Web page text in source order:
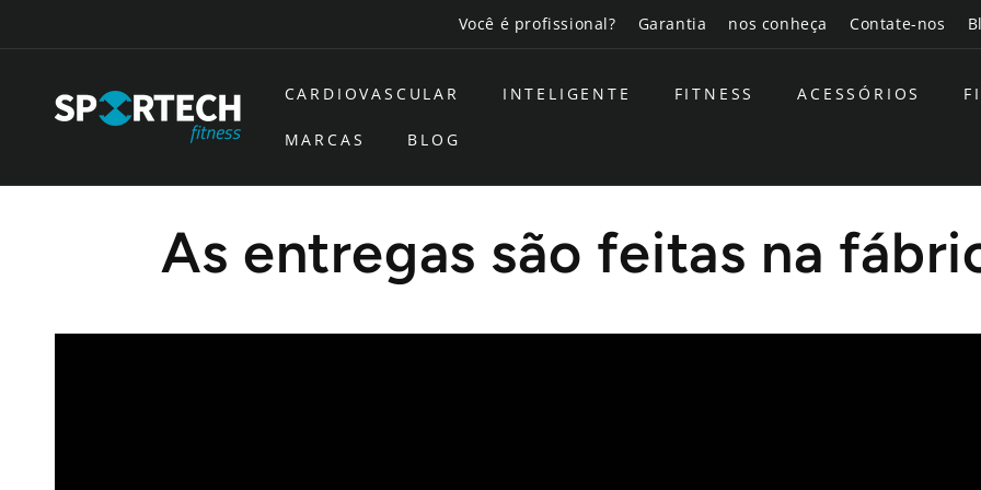
Você é profissional? Garantia nos conheça Contate-nos
CARDIOVASCULAR INTELIGENTE FITNESS ACESSÓRIOS
MARCAS BLOG
As entregas são feitas na